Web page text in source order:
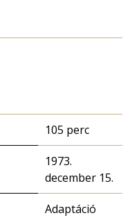
105 perc
1973.
december 15.
Adaptáció